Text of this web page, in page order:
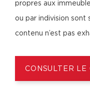
propres aux
ou par indivision sont
contenu n’est pas
CONSULTER LE